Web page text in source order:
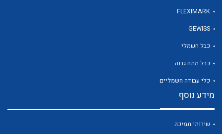
FLEXIMARK
GEWISS
כבל חשמלי
כבל מתח גבוה
כלי עבודה חשמליים
מידע נוסף
שירותי תמיכה